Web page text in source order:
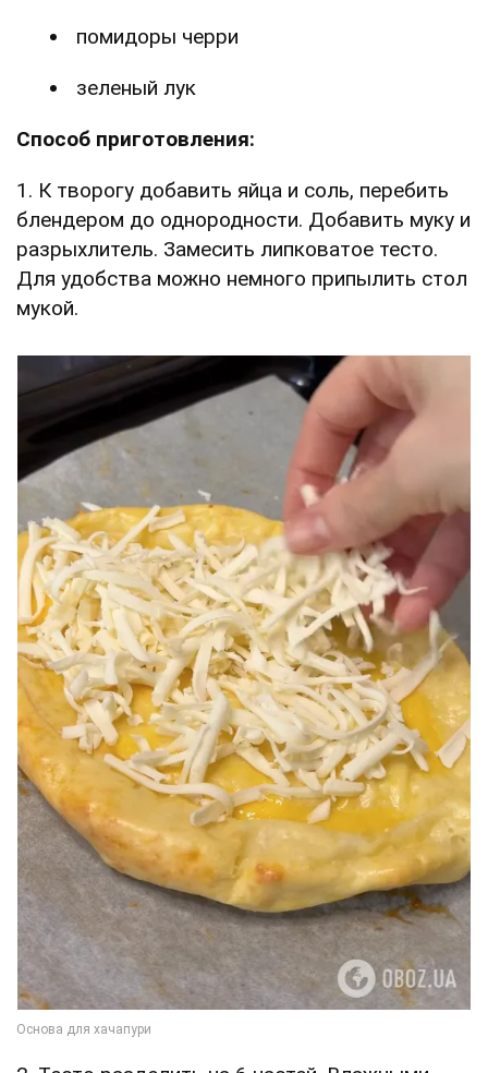
помидоры черри
зеленый лук
Способ приготовления:
1. К творогу добавить яйца и соль, перебить
блендером до однородности. Добавить муку и
разрыхлитель. Замесить липковатое тесто.
Для удобства можно немного припылить стол
мукой.